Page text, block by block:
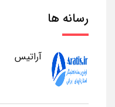
رسانه ها
آراتیس